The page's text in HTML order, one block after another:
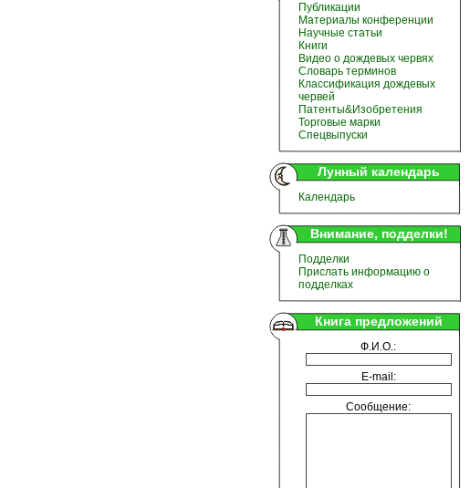
Публикации
Материалы конференции
Научные статьи
Книги
Видео о дождевых червях
Словарь терминов
Классификация дождевых
червей
Патенты&Изобретения
Торговые марки
Спецвыпуски
Лунный календарь
Календарь
Внимание, подделки!
Подделки
Прислать информацию о
подделках
Книга предложений
Ф.И.О.:
E-mail:
Сообщение: